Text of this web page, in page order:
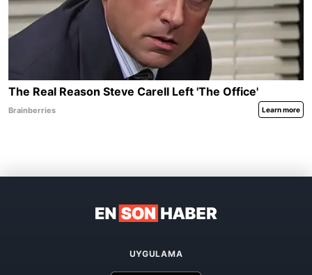
UYGULAMA